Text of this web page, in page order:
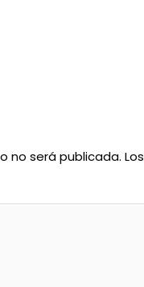
no será publicada.